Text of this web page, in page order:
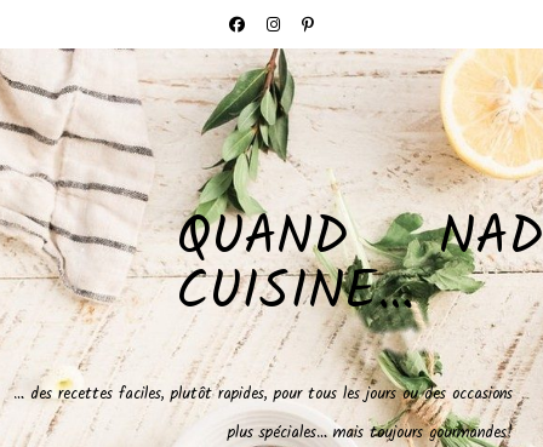
QUAND NAD
CUISINE…
… des recettes faciles, plutôt rapides, pour tous les jours ou des occasions
plus spéciales… mais toujours gourmandes!